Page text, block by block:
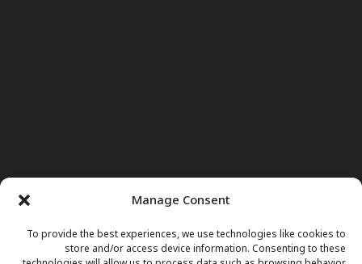
Manage Consent
To provide the best experiences, we use technologies like cookies to
store and/or access device information. Consenting to these